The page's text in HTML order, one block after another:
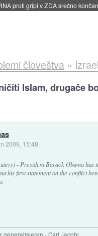
predvajati reklame::danes ob
človeštva»
Islam, drugače
2009, 15:48
- President Barack Obama has
his first statement on the conflict
generalisieren - Carl Jacobi